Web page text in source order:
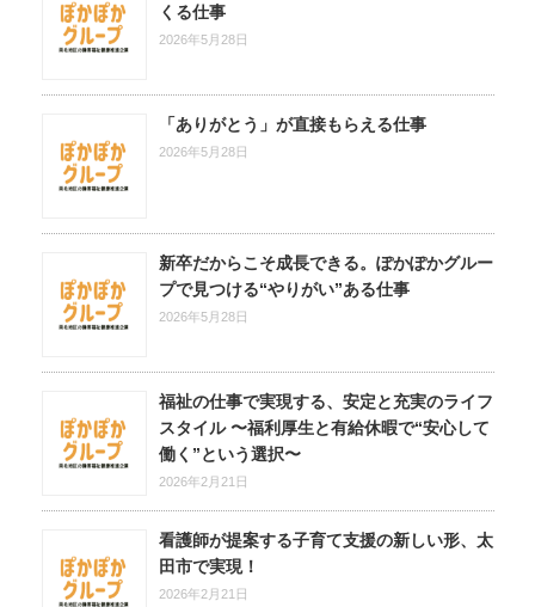
くる仕事
2026年5月28日
「ありがとう」が直接もらえる仕事
2026年5月28日
新卒だからこそ成長できる。ぽかぽかグルー
プで見つける“やりがい”ある仕事
2026年5月28日
福祉の仕事で実現する、安定と充実のライフ
スタイル 〜福利厚生と有給休暇で“安心して
働く”という選択〜
2026年2月21日
看護師が提案する子育て支援の新しい形、太
田市で実現！
2026年2月21日